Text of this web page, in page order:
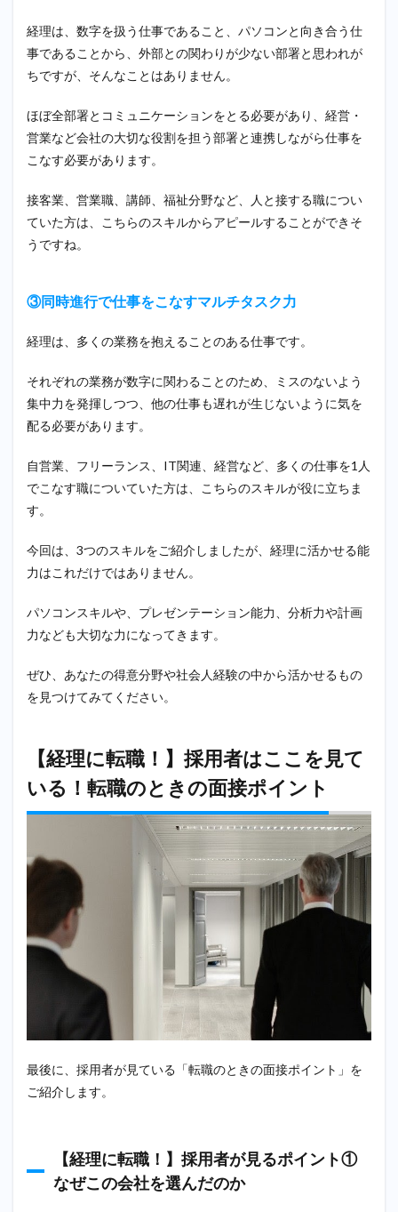
経理は、数字を扱う仕事であること、パソコンと向き合う仕
事であることから、外部との関わりが少ない部署と思われが
ちですが、そんなことはありません。
ほぼ全部署とコミュニケーションをとる必要があり、経営・
営業など会社の大切な役割を担う部署と連携しながら仕事を
こなす必要があります。
接客業、営業職、講師、福祉分野など、人と接する職につい
ていた方は、こちらのスキルからアピールすることができそ
うですね。
③同時進行で仕事をこなすマルチタスク力
経理は、多くの業務を抱えることのある仕事です。
それぞれの業務が数字に関わることのため、ミスのないよう
集中力を発揮しつつ、他の仕事も遅れが生じないように気を
配る必要があります。
自営業、フリーランス、IT関連、経営など、多くの仕事を1人
でこなす職についていた方は、こちらのスキルが役に立ちま
す。
今回は、3つのスキルをご紹介しましたが、経理に活かせる能
力はこれだけではありません。
パソコンスキルや、プレゼンテーション能力、分析力や計画
力なども大切な力になってきます。
ぜひ、あなたの得意分野や社会人経験の中から活かせるもの
を見つけてみてください。
【経理に転職！】採用者はここを見て
いる！転職のときの面接ポイント
最後に、採用者が見ている「転職のときの面接ポイント」を
ご紹介します。
【経理に転職！】採用者が見るポイント①
なぜこの会社を選んだのか